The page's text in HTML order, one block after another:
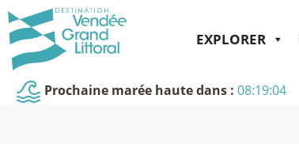
EXPLORER
Prochaine marée haute dans : 08:19:03